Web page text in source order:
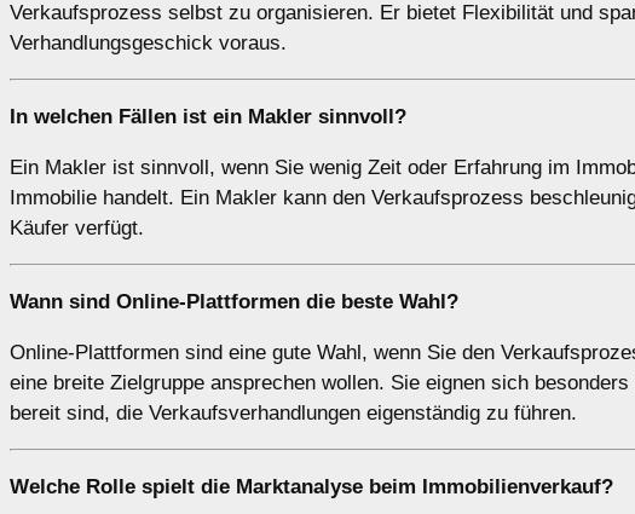
Verkaufsprozess selbst zu organisieren. Er bietet Flexibilität und
Verhandlungsgeschick voraus.
In welchen Fällen ist ein Makler sinnvoll?
Ein Makler ist sinnvoll, wenn Sie wenig Zeit oder Erfahrung im
Immobilie handelt. Ein Makler kann den Verkaufsprozess
Käufer verfügt.
Wann sind Online-Plattformen die beste Wahl?
Online-Plattformen sind eine gute Wahl, wenn Sie den
eine breite Zielgruppe ansprechen wollen. Sie eignen sich
bereit sind, die Verkaufsverhandlungen eigenständig zu führen.
Welche Rolle spielt die Marktanalyse beim Immobilienverkauf?